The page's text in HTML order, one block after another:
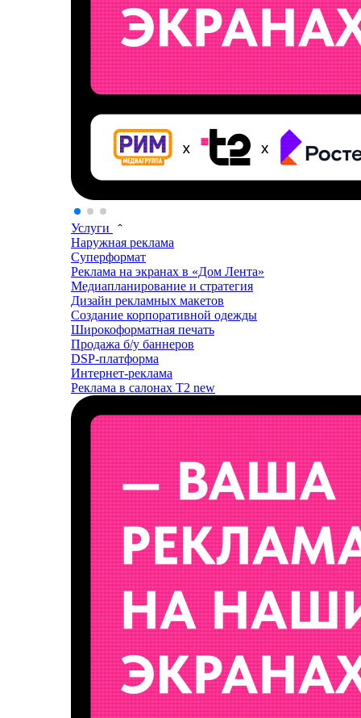
Услуги
Наружная реклама
Суперформат
Реклама на экранах в «Дом Лента»
Медиапланирование и стратегия
Дизайн рекламных макетов
Создание корпоративной одежды
Широкоформатная печать
Продажа б/у баннеров
DSP-платформа
Интернет-реклама
Реклама в салонах T2 new